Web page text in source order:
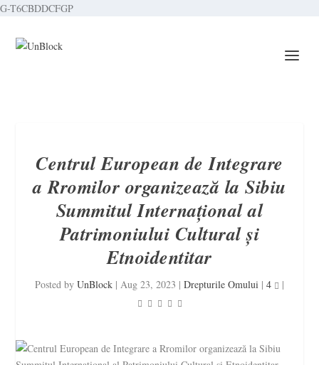
G-T6CBDDCFGP
Centrul European de Integrare
a Rromilor organizează la Sibiu
Summitul Internațional al
Patrimoniului Cultural și
Etnoidentitar
Posted by UnBlock | Aug 23, 2023 | Drepturile Omului | 4 |